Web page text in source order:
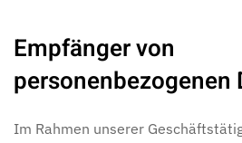
Empfänger von
personenbezogenen
Im Rahmen unserer